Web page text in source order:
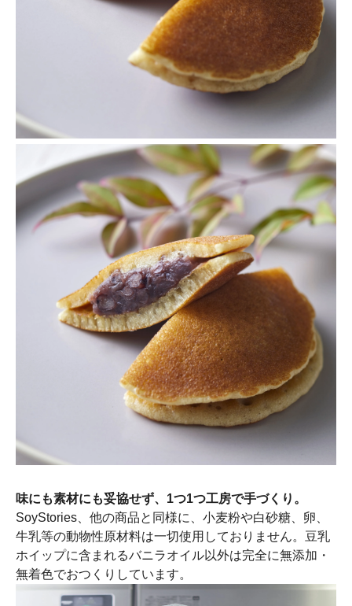
味にも素材にも妥協せず、1つ1つ工房で手づくり。
SoyStories、他の商品と同様に、小麦粉や白砂糖、卵、
牛乳等の動物性原材料は一切使用しておりません。豆乳
ホイップに含まれるバニラオイル以外は完全に無添加・
無着色でおつくりしています。